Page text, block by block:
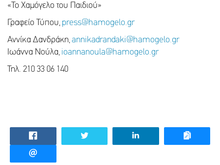
«Το Χαμόγελο του Παιδιού»
Γραφείο Τύπου, press@hamogelo.gr
Αννίκα Δανδράκη, annikadrandaki@hamogelo.gr
Ιωάννα Νούλα, ioannanoula@hamogelo.gr
Τηλ. 210 33 06 140